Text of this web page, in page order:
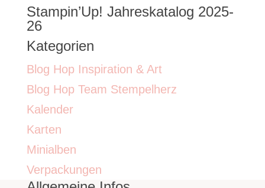
Stampin’Up! Jahreskatalog 2025-
26
Kategorien
Blog Hop Inspiration & Art
Blog Hop Team Stempelherz
Kalender
Karten
Minialben
Verpackungen